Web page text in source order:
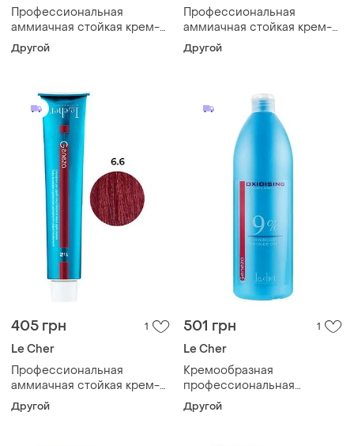
Профессиональная
аммиачная стойкая крем-
краска для волос le cher
geneza 4.6 (4tpr) с
Другой
Профессиональная
аммиачная стойкая крем-
краска для волос le cher
geneza 10.01u (10uc) с
Другой
405 грн 1
Le Cher
Профессиональная
аммиачная стойкая крем-
краска для волос le cher
geneza 6.6 (6tpr) с
Другой
501 грн 1
Le Cher
Кремообразная
профессиональная
окислительная эмульсия
для окрашивания geneza
Другой